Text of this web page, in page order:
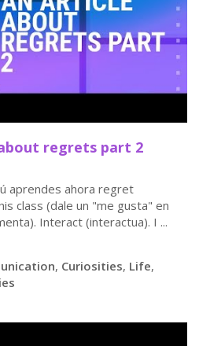
regrets part 2
aprendes ahora regret
class (dale un "me gusta" en
Interact (interactua). I ...
, Curiosities, Life,